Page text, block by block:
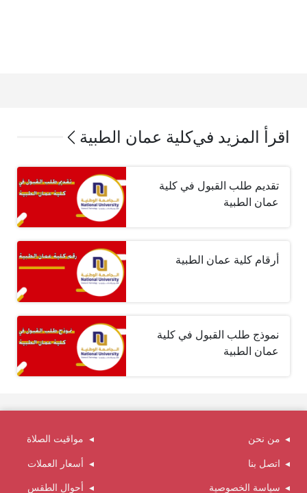
اقرأ المزيد فيكلية عمان الطبية
تقديم طلب القبول في كلية
عمان الطبية
أرقام كلية عمان الطبية
نموذج طلب القبول في كلية
عمان الطبية
من نحن
اتصل بنا
سياسة الخصوصية
مواقيت الصلاة
أسعار العملات
أحوال الطقس